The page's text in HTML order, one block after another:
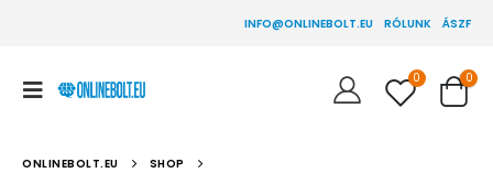
INFO@ONLINEBOLT.EU RÓLUNK ÁSZF
0 0
ONLINEBOLT.EU
SHOP